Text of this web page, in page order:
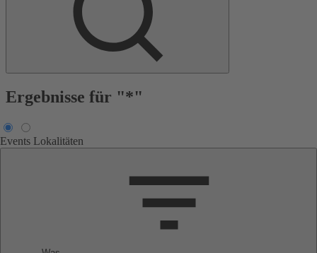
Ergebnisse für "*"
Events Lokalitäten